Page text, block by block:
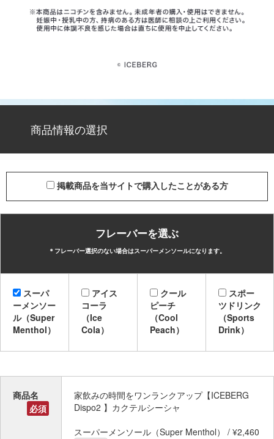
商品情報の選択
掲載商品を当サイトで購入したことがある方
フレーバーを選ぶ
＊フレーバー選択のない場合はスーパーメンソールになります。
スーパ
ーメンソー
ル（Super
Menthol）
アイス
コーラ
（Ice
Cola）
クール
ピーチ
（Cool
Peach）
スポー
ツドリンク
（Sports
Drink）
商品名
必須
家飲みの時間をワンランクアップ【ICEBERG
Dispo2 】カクテルシーシャ
スーパーメンソール（Super Menthol） / ¥2,460